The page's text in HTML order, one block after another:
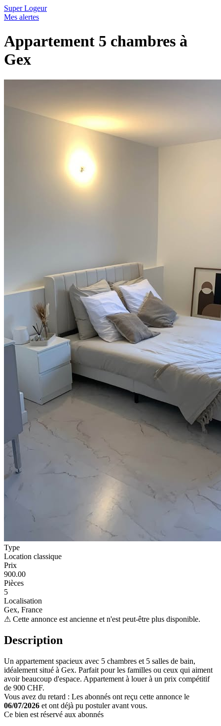
Super Logeur
Mes alertes
Appartement 5 chambres à
Gex
Type
Location classique
Prix
900.00
Pièces
5
Localisation
Gex, France
⚠ Cette annonce est ancienne et n'est peut-être plus disponible.
Description
Un appartement spacieux avec 5 chambres et 5 salles de bain,
idéalement situé à Gex. Parfait pour les familles ou ceux qui aiment
avoir beaucoup d'espace. Appartement à louer à un prix compétitif
de 900 CHF.
Vous avez du retard : Les abonnés ont reçu cette annonce le
06/07/2026 et ont déjà pu postuler avant vous.
Ce bien est réservé aux abonnés